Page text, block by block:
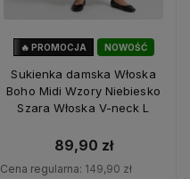
NOWOŚĆ
🔥 PROMOCJA
Sukienka damska Włoska
Boho Midi Wzory Niebiesko
Szara Włoska V-neck L
89,90 zł
Cena regularna: 149,90 zł